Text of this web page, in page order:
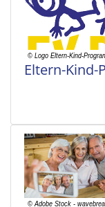
Eltern-Kind-